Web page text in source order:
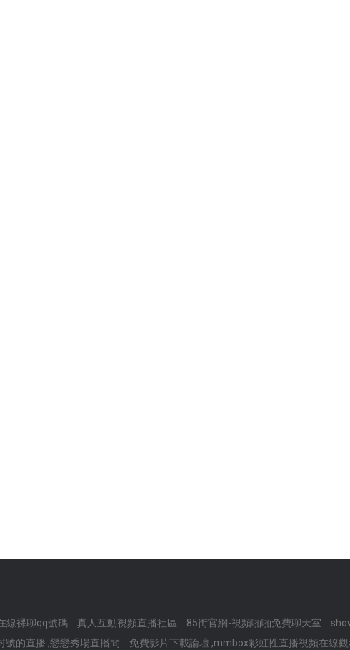
線裸聊qq號碼 真人互動視頻直播社區 85街官網-視頻啪啪免費聊天室
的直播 ,戀戀秀場直播間 免費影片下載論壇 ,mmbox彩虹性直播視頻在線觀